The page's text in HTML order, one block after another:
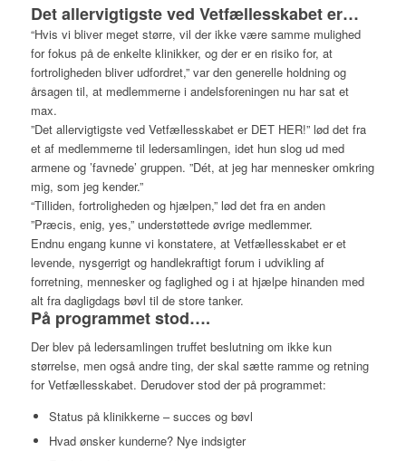
Det allervigtigste ved Vetfællesskabet er…
“Hvis vi bliver meget større, vil der ikke være samme mulighed
for fokus på de enkelte klinikker, og der er en risiko for, at
fortroligheden bliver udfordret,” var den generelle holdning og
årsagen til, at medlemmerne i andelsforeningen nu har sat et
max.
”Det allervigtigste ved Vetfællesskabet er DET HER!” lød det fra
et af medlemmerne til ledersamlingen, idet hun slog ud med
armene og ’favnede’ gruppen. ”Dét, at jeg har mennesker omkring
mig, som jeg kender.”
“Tilliden, fortroligheden og hjælpen,” lød det fra en anden
”Præcis, enig, yes,” understøttede øvrige medlemmer.
Endnu engang kunne vi konstatere, at Vetfællesskabet er et
levende, nysgerrigt og handlekraftigt forum i udvikling af
forretning, mennesker og faglighed og i at hjælpe hinanden med
alt fra dagligdags bøvl til de store tanker.
På programmet stod….
Der blev på ledersamlingen truffet beslutning om ikke kun
størrelse, men også andre ting, der skal sætte ramme og retning
for Vetfællesskabet. Derudover stod der på programmet:
Status på klinikkerne – succes og bøvl
Hvad ønsker kunderne? Nye indsigter